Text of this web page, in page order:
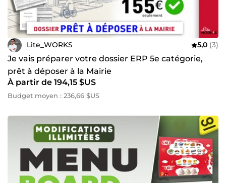
Lite_WORKS 5,0 (3)
Je vais préparer votre dossier ERP 5e catégorie,
prêt à déposer à la Mairie
À partir de 194,15 $US
Budget moyen : 236,66 $US